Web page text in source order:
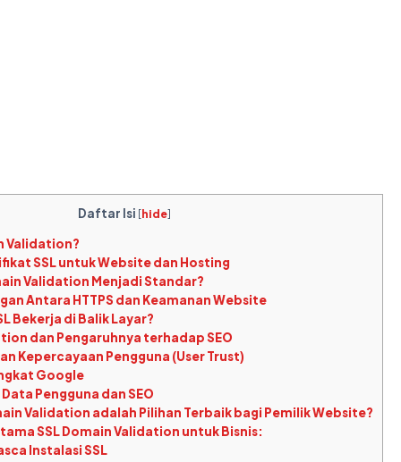
Daftar Isi [hide]
Validation?
SSL untuk Website dan Hosting
Validation Menjadi Standar?
Antara HTTPS dan Keamanan Website
Bekerja di Balik Layar?
dan Pengaruhnya terhadap SEO
Kepercayaan Pengguna (User Trust)
Google
Pengguna dan SEO
Validation adalah Pilihan Terbaik bagi Pemilik Website?
SSL Domain Validation untuk Bisnis:
Instalasi SSL